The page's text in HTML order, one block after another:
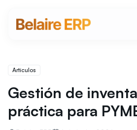
Artículos
Gestión de
práctica para